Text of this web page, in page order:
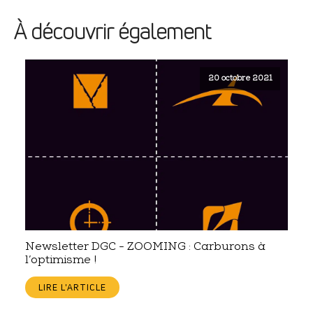
À découvrir également
20 octobre 2021
Newsletter DGC - ZOOMING : Carburons à
l’optimisme !
LIRE L'ARTICLE